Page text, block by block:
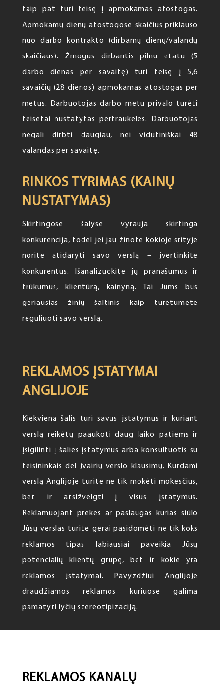
taip pat turi teisę į apmokamas atostogas.
Apmokamų dienų atostogose skaičius priklauso
nuo darbo kontrakto (dirbamų dienų/valandų
skaičiaus). Žmogus dirbantis pilnu etatu (5
darbo dienas per savaitę) turi teisę į 5,6
savaičių (28 dienos) apmokamas atostogas per
metus. Darbuotojas darbo metu privalo turėti
teisėtai nustatytas pertraukėles. Darbuotojas
negali dirbti daugiau, nei vidutiniškai 48
valandas per savaitę.
RINKOS TYRIMAS (KAINŲ
NUSTATYMAS)
Skirtingose šalyse vyrauja skirtinga
konkurencija, todėl jei jau žinote kokioje srityje
norite atidaryti savo verslą – įvertinkite
konkurentus. Išanalizuokite jų pranašumus ir
trūkumus, klientūrą, kainyną. Tai Jums bus
geriausias žinių šaltinis kaip turėtumėte
reguliuoti savo verslą.
REKLAMOS ĮSTATYMAI
ANGLIJOJE
Kiekviena šalis turi savus įstatymus ir kuriant
verslą reikėtų paaukoti daug laiko patiems ir
įsigilinti į šalies įstatymus arba konsultuotis su
teisininkais dėl įvairių verslo klausimų. Kurdami
verslą Anglijoje turite ne tik mokėti mokesčius,
bet ir atsižvelgti į visus įstatymus.
Reklamuojant prekes ar paslaugas kurias siūlo
Jūsų verslas turite gerai pasidomėti ne tik koks
reklamos tipas labiausiai paveikia Jūsų
potencialių klientų grupę, bet ir kokie yra
reklamos įstatymai. Pavyzdžiui Anglijoje
draudžiamos reklamos kuriuose galima
pamatyti lyčių stereotipizaciją.
REKLAMOS KANALŲ